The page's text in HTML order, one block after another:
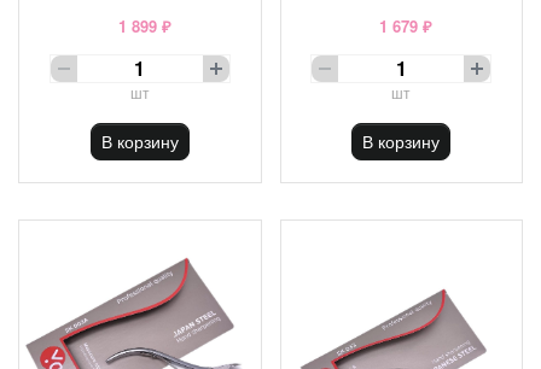
1 899 ₽
шт
В корзину
1 679 ₽
шт
В корзину